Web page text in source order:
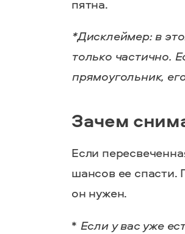
пятна.
*Дисклеймер: в
только частично.
прямоугольник,
Зачем
Если
шансов ее спасти.
он нужен.
* Если у вас уже